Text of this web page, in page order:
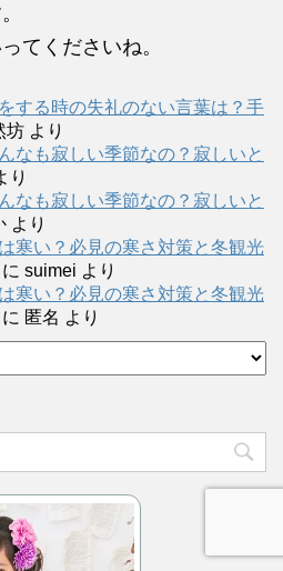
てくださいね。
する時の失礼のない言葉は？手
坊 より
なも寂しい季節なの？寂しいと
り
なも寂しい季節なの？寂しいと
より
寒い？必見の寒さ対策と冬観光
に suimei より
寒い？必見の寒さ対策と冬観光
に 匿名 より